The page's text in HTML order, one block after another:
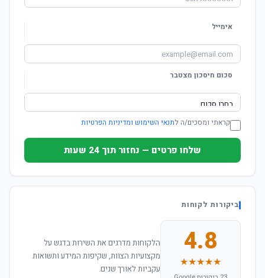
אימייל
סכום חיסכון מצטבר
קראתי ומסכים/ה לתנאי השימוש ומדיניות הפרטיות
שלחו פרטים — נחזור תוך 24 שעות
ביקורות לקוחות
4.8
★★★★★
הלקוחות מדרגים את השירות בדגש על
מקצועיות הצוות, שקיפות המידע ותשואות
עקביות לאורך שנים.